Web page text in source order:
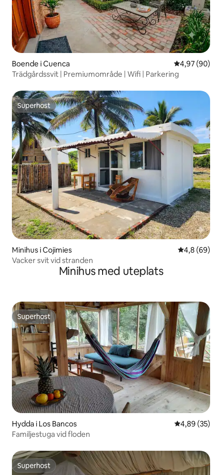
Boende i Cuenca 4,97 av 5 i
4,97 (90)
Trädgårdssvit | Premiumområde | Wifi | Parkering
Superhost
Superhost
Minihus i Cojimies 4,8 av 5 i
4,8 (69)
Vacker svit vid stranden
Minihus med uteplats
Superhost
Superhost
Hydda i Los Bancos 4,89 av 5 i
4,89 (35)
Familjestuga vid floden
Superhost
Superhost